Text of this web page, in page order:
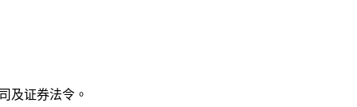
及证券法令。